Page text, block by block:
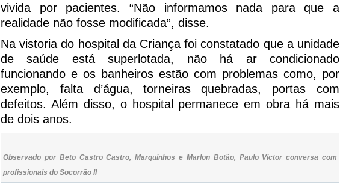
vivida por pacientes. “Não informamos nada para que a
realidade não fosse modificada”, disse.
Na vistoria do hospital da Criança foi constatado que a unidade
de saúde está superlotada, não há ar condicionado
funcionando e os banheiros estão com problemas como, por
exemplo, falta d’água, torneiras quebradas, portas com
defeitos. Além disso, o hospital permanece em obra há mais
de dois anos.
Observado por Beto Castro Castro, Marquinhos e Marlon Botão, Paulo Victor conversa com
profissionais do Socorrão II